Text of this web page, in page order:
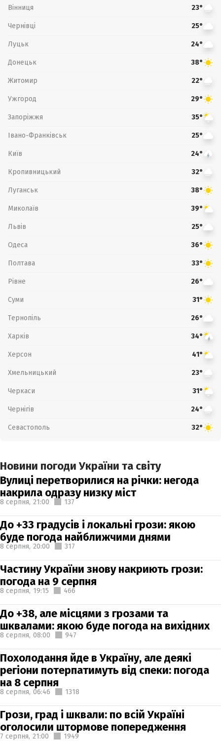
Вінниця 23°
Чернівці 25°
Луцьк 24°
Донецьк 38°
Житомир 22°
Ужгород 29°
Запоріжжя 35°
Івано-Франківськ 25°
Київ 24°
Кропивницький 32°
Луганськ 38°
Миколаїв 39°
Львів 25°
Одеса 36°
Полтава 33°
Рівне 26°
Суми 31°
Тернопіль 26°
Харків 34°
Херсон 41°
Хмельницький 23°
Черкаси 31°
Чернігів 24°
Севастополь 32°
Новини погоди України та світу
Вулиці перетворилися на річки: негода
накрила одразу низку міст
8 серпня, 21:00 137
До +33 градусів і локальні грози: якою
буде погода найближчими днями
8 серпня, 20:00 317
Частину України знову накриють грози:
погода на 9 серпня
8 серпня, 19:15 466
До +38, але місцями з грозами та
шквалами: якою буде погода на вихідних
8 серпня, 08:00 947
Похолодання йде в Україну, але деякі
регіони потерпатимуть від спеки: погода
на 8 серпня
8 серпня, 06:46 1318
Грози, град і шквали: по всій Україні
оголосили штормове попередження
7 серпня, 21:00 1949